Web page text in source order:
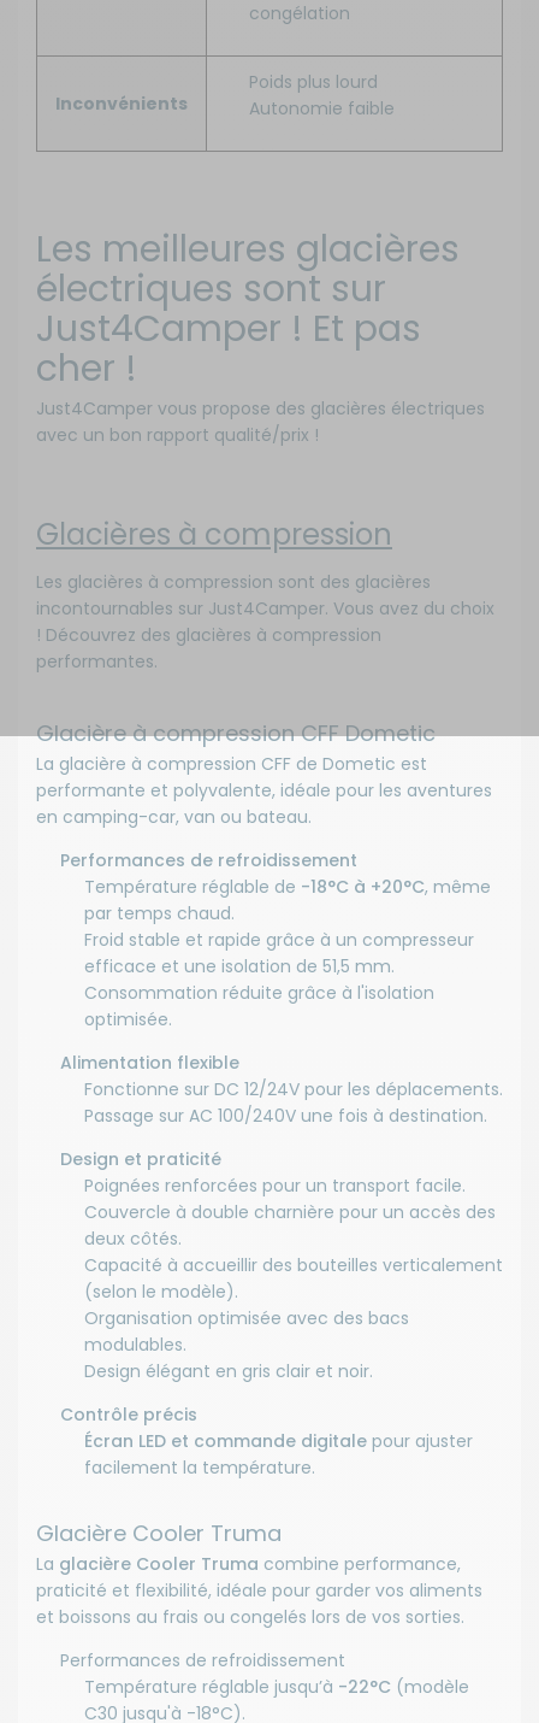
congélation
Inconvénients
Poids plus lourd
Autonomie faible
Les meilleures glacières
électriques sont sur
Just4Camper ! Et pas
cher !
Just4Camper vous propose des glacières électriques
avec un bon rapport qualité/prix !
Glacières à compression
Les glacières à compression sont des glacières
incontournables sur Just4Camper. Vous avez du choix
! Découvrez des glacières à compression
performantes.
Glacière à compression CFF Dometic
La glacière à compression CFF de Dometic est
performante et polyvalente, idéale pour les aventures
en camping-car, van ou bateau.
Performances de refroidissement
Température réglable de -18°C à +20°C, même
par temps chaud.
Froid stable et rapide grâce à un compresseur
efficace et une isolation de 51,5 mm.
Consommation réduite grâce à l'isolation
optimisée.
Alimentation flexible
Fonctionne sur DC 12/24V pour les déplacements.
Passage sur AC 100/240V une fois à destination.
Design et praticité
Poignées renforcées pour un transport facile.
Couvercle à double charnière pour un accès des
deux côtés.
Capacité à accueillir des bouteilles verticalement
(selon le modèle).
Organisation optimisée avec des bacs
modulables.
Design élégant en gris clair et noir.
Contrôle précis
Écran LED et commande digitale pour ajuster
facilement la température.
Glacière Cooler Truma
La glacière Cooler Truma combine performance,
praticité et flexibilité, idéale pour garder vos aliments
et boissons au frais ou congelés lors de vos sorties.
Performances de refroidissement
Température réglable jusqu’à -22°C (modèle
C30 jusqu'à -18°C).